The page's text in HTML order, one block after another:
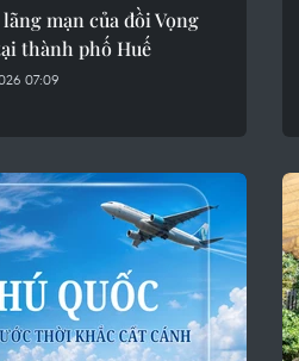
lãng mạn của đồi Vọng
thành phố Huế
07:09